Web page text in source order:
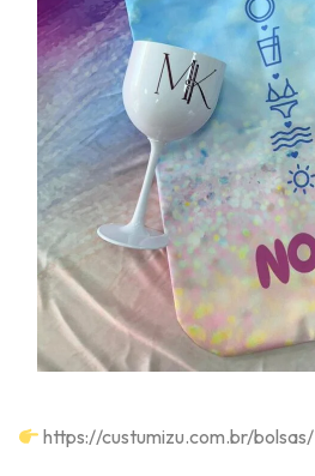
https://custumizu.com.br/bolsas/